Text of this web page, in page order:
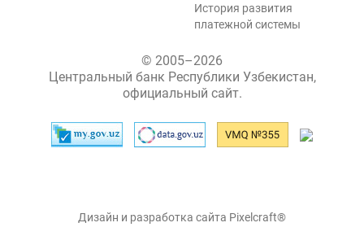
История развития
платежной системы
© 2005–2026
Центральный банк Республики Узбекистан,
официальный сайт.
Дизайн и разработка сайта Pixelcraft®